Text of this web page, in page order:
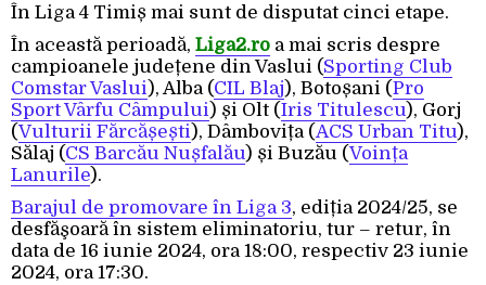
În Liga 4 Timiș mai sunt de disputat cinci etape.
În această perioadă, Liga2.ro a mai scris despre
campioanele județene din Vaslui (Sporting Club
Comstar Vaslui), Alba (CIL Blaj), Botoșani (Pro
Sport Vârfu Câmpului) și Olt (Iris Titulescu), Gorj
(Vulturii Fărcășești), Dâmbovița (ACS Urban Titu),
Sălaj (CS Barcău Nușfalău) și Buzău (Voința
Lanurile).
Barajul de promovare în Liga 3, ediția 2024/25, se
desfăşoară în sistem eliminatoriu, tur – retur, în
data de 16 iunie 2024, ora 18:00, respectiv 23 iunie
2024, ora 17:30.